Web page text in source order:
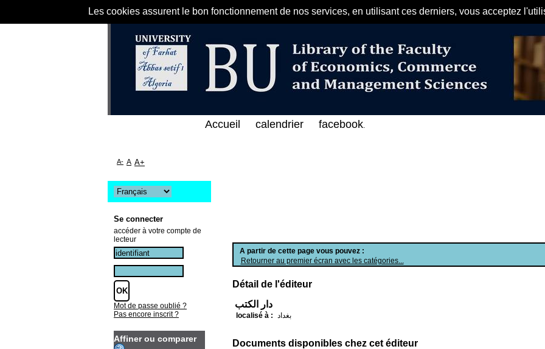
Les cookies assurent le bon fonctionnement de nos services, en utilisant ces derniers, vous acceptez
مرحبا بكم في الفهرس الإلكتروني على الخط المباشر لمكتبة كلية العلوم الاقتصادية و
A partir de cette page vous pouvez :
Retourner au premier écran avec les catégories...
Détail de l'éditeur
دار الكتب
localisé à : بغداد
Documents disponibles chez cet éditeur
Accueil calendrier facebook.
A- A A+
Se connecter
accéder à votre compte de
lecteur
Mot de passe oublié ?
Pas encore inscrit ?
Affiner ou comparer